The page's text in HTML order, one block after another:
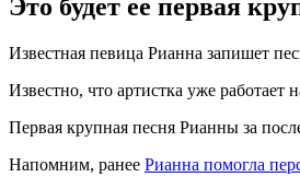
Это будет ее первая
Известная певица Рианна запишет
Известно, что артистка уже
Первая крупная песня Рианны за
Напомним, ранее Рианна помогла